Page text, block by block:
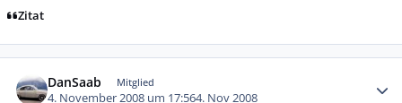
Zitat
DanSaab Mitglied
4. November 2008 um 17:564. Nov 2008